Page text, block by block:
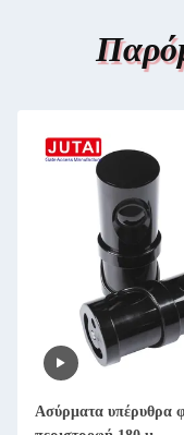
Ασύρματα υπέρυθρα